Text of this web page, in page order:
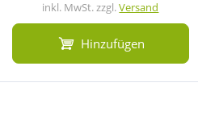
inkl. MwSt. zzgl.Versand
Hinzufügen